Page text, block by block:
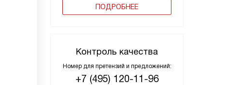
ПОДРОБНЕЕ
Контроль качества
Номер для претензий и предложений:
+7 (495) 120-11-96